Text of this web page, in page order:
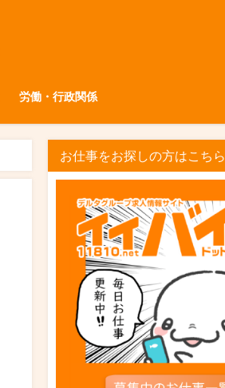
労働・行政関係
お仕事をお探しの方はこちら